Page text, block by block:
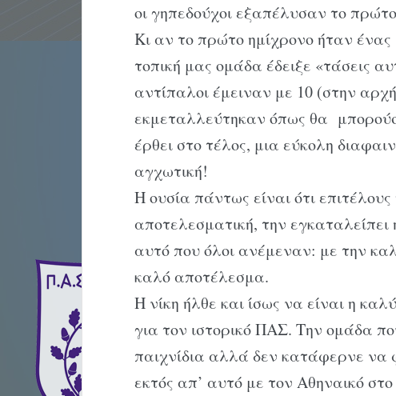
οι γηπεδούχοι εξαπέλυσαν το
Κι αν το πρώτο ημίχρονο ήταν
τοπική μας ομάδα έδειξε «τάσεις
αντίπαλοι έμειναν με 10 (στην
εκμεταλλεύτηκαν όπως θα
έρθει στο τέλος, μια εύκολη
αγχωτική!
Η ουσία πάντως είναι ότι
αποτελεσματική, την εγκαταλείπει
αυτό που όλοι ανέμεναν: με την
καλό αποτέλεσμα.
Η νίκη ήλθε και ίσως να είναι η
για τον ιστορικό ΠΑΣ. Την ομάδα
παιχνίδια αλλά δεν κατάφερνε να
εκτός απ’ αυτό με τον Αθηναικό